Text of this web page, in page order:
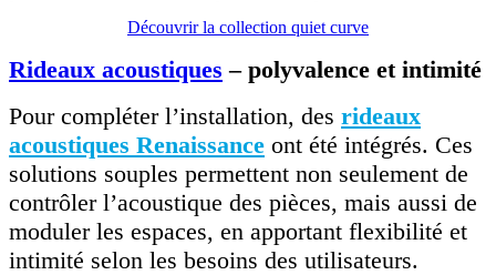
Découvrir la collection quiet curve
Rideaux acoustiques – polyvalence et intimité
Pour compléter l’installation, des rideaux
acoustiques Renaissance ont été intégrés. Ces
solutions souples permettent non seulement de
contrôler l’acoustique des pièces, mais aussi de
moduler les espaces, en apportant flexibilité et
intimité selon les besoins des utilisateurs.